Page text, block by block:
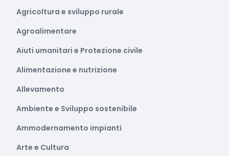
Agricoltura e sviluppo rurale
Agroalimentare
Aiuti umanitari e Protezione civile
Alimentazione e nutrizione
Allevamento
Ambiente e Sviluppo sostenibile
Ammodernamento impianti
Arte e Cultura